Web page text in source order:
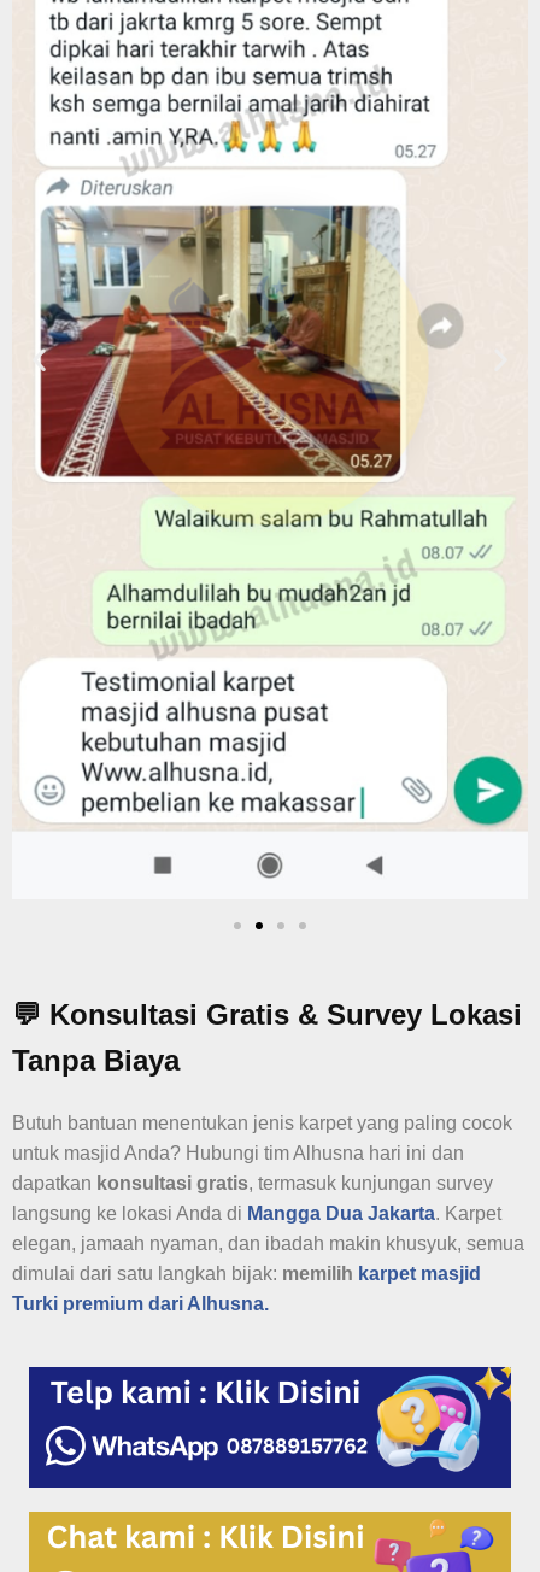
💬 Konsultasi Gratis & Survey Lokasi
Tanpa Biaya
Butuh bantuan menentukan jenis karpet yang paling cocok
untuk masjid Anda? Hubungi tim Alhusna hari ini dan
dapatkan konsultasi gratis, termasuk kunjungan survey
langsung ke lokasi Anda di Mangga Dua Jakarta. Karpet
elegan, jamaah nyaman, dan ibadah makin khusyuk, semua
dimulai dari satu langkah bijak: memilih karpet masjid
Turki premium dari Alhusna.